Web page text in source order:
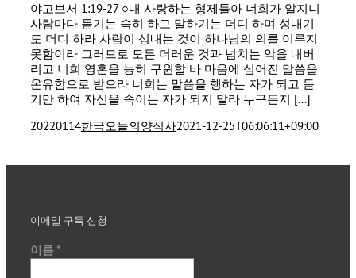
야고보서 1:19-27 ○내 사랑하는 형제들아 너희가 알지니
사람마다 듣기는 속히 하고 말하기는 더디 하며 성내기
도 더디 하라 사람이 성내는 것이 하나님의 의를 이루지
못함이라 그러므로 모든 더러운 것과 넘치는 악을 내버
리고 너희 영혼을 능히 구원할 바 마음에 심어진 말씀을
온유함으로 받으라 너희는 말씀을 행하는 자가 되고 듣
기만 하여 자신을 속이는 자가 되지 말라 누구든지 [...]
20220114한국오늘의양식사2021-12-25T06:06:11+09:00
이메일 구독 신청
이름 *